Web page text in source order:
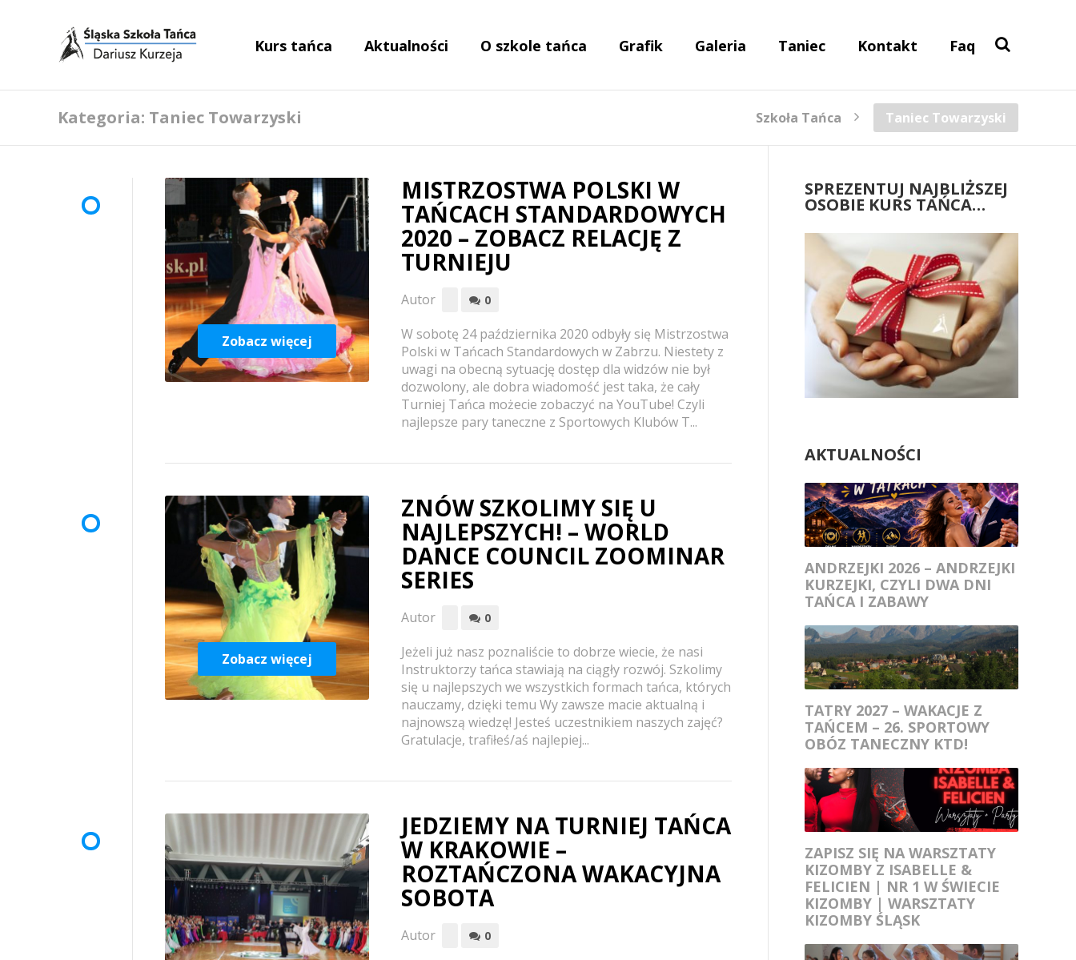
Kurs tańca Aktualności O szkole tańca Grafik Galeria Taniec Kontakt Faq
Kategoria: Taniec Towarzyski Szkoła Tańca Taniec Towarzyski
Zobacz więcej
MISTRZOSTWA POLSKI W
TAŃCACH STANDARDOWYCH
2020 – ZOBACZ RELACJĘ Z
TURNIEJU
Autor 0
W sobotę 24 października 2020 odbyły się Mistrzostwa
Polski w Tańcach Standardowych w Zabrzu. Niestety z
uwagi na obecną sytuację dostęp dla widzów nie był
dozwolony, ale dobra wiadomość jest taka, że cały
Turniej Tańca możecie zobaczyć na YouTube! Czyli
najlepsze pary taneczne z Sportowych Klubów T...
Zobacz więcej
ZNÓW SZKOLIMY SIĘ U
NAJLEPSZYCH! – WORLD
DANCE COUNCIL ZOOMINAR
SERIES
Autor 0
Jeżeli już nasz poznaliście to dobrze wiecie, że nasi
Instruktorzy tańca stawiają na ciągły rozwój. Szkolimy
się u najlepszych we wszystkich formach tańca, których
nauczamy, dzięki temu Wy zawsze macie aktualną i
najnowszą wiedzę! Jesteś uczestnikiem naszych zajęć?
Gratulacje, trafiłeś/aś najlepiej...
JEDZIEMY NA TURNIEJ TAŃCA
W KRAKOWIE –
ROZTAŃCZONA WAKACYJNA
SOBOTA
Autor 0
SPREZENTUJ NAJBLIŻSZEJ
OSOBIE KURS TAŃCA…
AKTUALNOŚCI
ANDRZEJKI 2026 – ANDRZEJKI
KURZEJKI, CZYLI DWA DNI
TAŃCA I ZABAWY
TATRY 2027 – WAKACJE Z
TAŃCEM – 26. SPORTOWY
OBÓZ TANECZNY KTD!
ZAPISZ SIĘ NA WARSZTATY
KIZOMBY Z ISABELLE &
FELICIEN | NR 1 W ŚWIECIE
KIZOMBY | WARSZTATY
KIZOMBY ŚLĄSK